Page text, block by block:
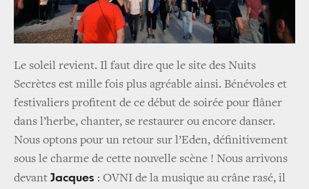
Le soleil revient. Il faut dire que le site des Nuits
Secrètes est mille fois plus agréable ainsi. Bénévoles et
festivaliers profitent de ce début de soirée pour flâner
dans l’herbe, chanter, se restaurer ou encore danser.
Nous optons pour un retour sur l’Eden, définitivement
sous le charme de cette nouvelle scène ! Nous arrivons
devant Jacques : OVNI de la musique au crâne rasé, il